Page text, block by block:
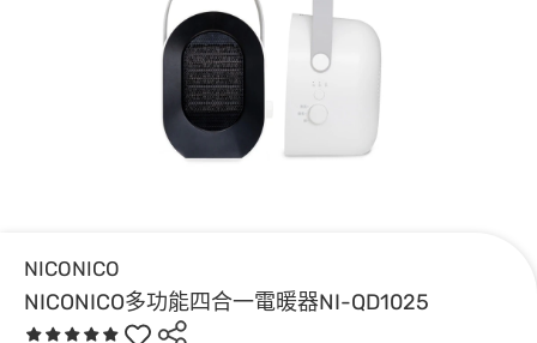
NICONICO
NICONICO多功能四合一電暖器NI-QD1025